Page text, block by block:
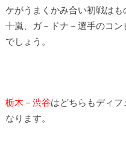
ケがうまくかみ合い初戦は
十嵐、ガ－ドナ－選手のコ
でしょう。
栃木－渋谷はどちらもディ
なります。